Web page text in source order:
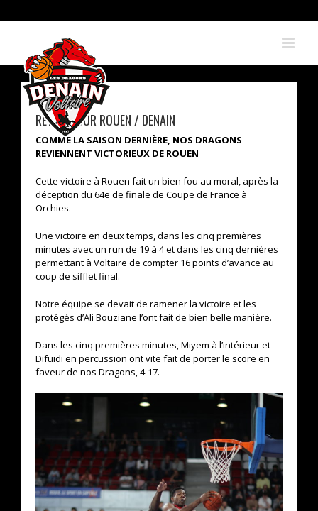
to
RETOUR SUR ROUEN / DENAIN
COMME LA SAISON DERNIÈRE, NOS DRAGONS
REVIENNENT VICTORIEUX DE ROUEN
Cette victoire à Rouen fait un bien fou au moral, après la
déception du 64e de finale de Coupe de France à
Orchies.
Une victoire en deux temps, dans les cinq premières
minutes avec un run de 19 à 4 et dans les cinq dernières
permettant à Voltaire de compter 16 points d’avance au
coup de sifflet final.
Notre équipe se devait de ramener la victoire et les
protégés d’Ali Bouziane l’ont fait de bien belle manière.
Dans les cinq premières minutes, Miyem à l’intérieur et
Difuidi en percussion ont vite fait de porter le score en
faveur de nos Dragons, 4-17.